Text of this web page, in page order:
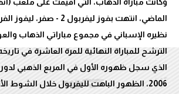
نظيره الإسباني في مجموع مباراتي الذهاب
الترشح للمباراة النهائية للمرة العاشرة في
الذي سجل ظهوره الأول في المربع الذهبي
2006، الظهور الباهت لليفربول خلال الشوط